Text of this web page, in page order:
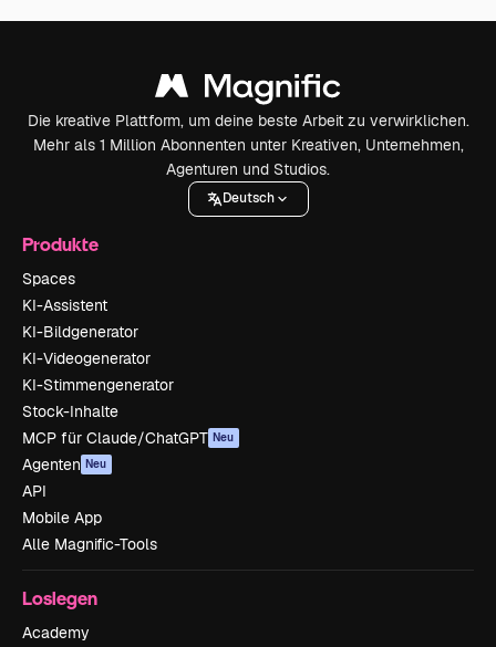
Die kreative Plattform, um deine beste Arbeit zu verwirklichen.
Mehr als 1 Million Abonnenten unter Kreativen, Unternehmen,
Agenturen und Studios.
Deutsch
Produkte
Spaces
KI-Assistent
KI-Bildgenerator
KI-Videogenerator
KI-Stimmengenerator
Stock-Inhalte
MCP für Claude/ChatGPT Neu
Agenten Neu
API
Mobile App
Alle Magnific-Tools
Loslegen
Academy